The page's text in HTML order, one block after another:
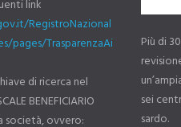
link
RegistroNazional
pages/TrasparenzaAi
di ricerca nel
BENEFICIARIO
società, ovvero:
Più di
sei
sardo.